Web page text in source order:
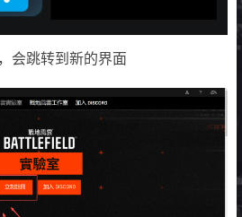
会跳转到新的界面